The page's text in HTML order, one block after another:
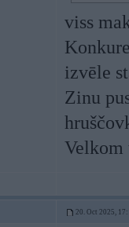
viss
izvēle
Zinu
Velkom
20. Oct 2025,